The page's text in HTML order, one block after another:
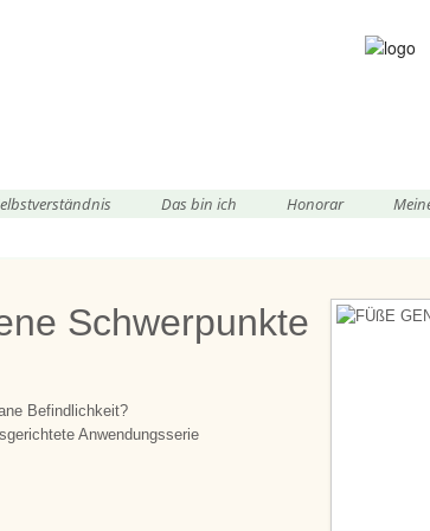
Das bin ich Honorar
Schwerpunkte
Befindlichkeit?
Anwendungsserie